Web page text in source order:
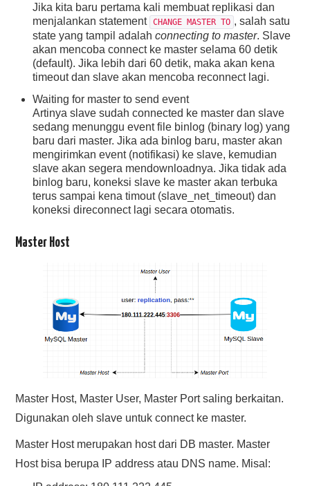
Jika kita baru pertama kali membuat replikasi dan
menjalankan statement
CHANGE MASTER TO , salah satu
state yang tampil adalahconnecting to master. Slave
akan mencoba connect ke master selama 60 detik
(default). Jika lebih dari 60 detik, maka akan kena
timeout dan slave akan mencoba reconnect lagi.
Waiting for master to send event
Artinya slave sudah connected ke master dan slave
sedang menunggu event file binlog (binary log) yang
baru dari master. Jika ada binlog baru, master akan
mengirimkan event (notifikasi) ke slave, kemudian
slave akan segera mendownloadnya. Jika tidak ada
binlog baru, koneksi slave ke master akan terbuka
terus sampai kena timout (slave_net_timeout) dan
koneksi direconnect lagi secara otomatis.
Master Host
Master Host, Master User, Master Port saling berkaitan.
Digunakan oleh slave untuk connect ke master.
Master Host merupakan host dari DB master. Master
Host bisa berupa IP address atau DNS name. Misal: